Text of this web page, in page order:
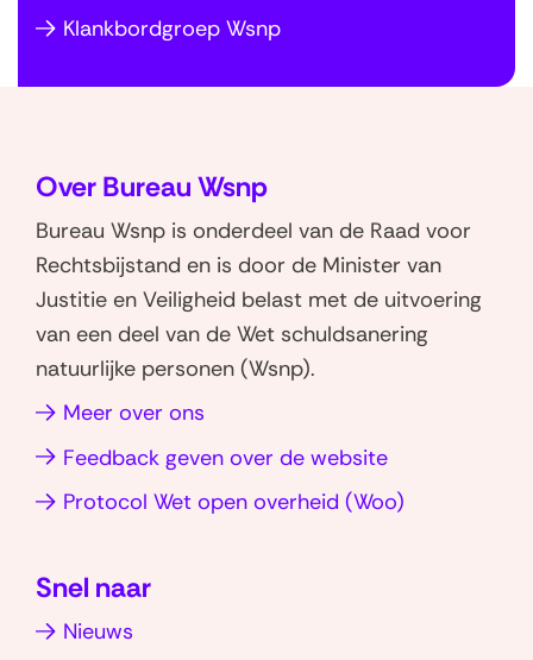
e
r
(
V
o
o
r
b
u
r
e
s
)
Klankbordgroep Wsnp
u
g
n
a
a
r
n
a
i
a
t
Over Bureau Wsnp
Bureau Wsnp is onderdeel van de Raad voor
Rechtsbijstand en is door de Minister van
Justitie en Veiligheid belast met de uitvoering
van een deel van de Wet schuldsanering
natuurlijke personen (Wsnp).
Meer over ons
Feedback geven over de website
Protocol Wet open overheid (Woo)
Snel naar
Nieuws